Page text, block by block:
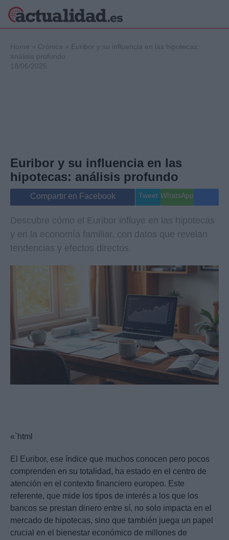
Internacional
Viajes
Gente
Musica
Home » Crónica » Euribor y su influencia en las hipotecas:
análisis profundo
18/06/2025
Euribor y su influencia en las
hipotecas: análisis profundo
Compartir en Facebook Tweet WhatsApp
Descubre cómo el Euribor influye en las hipotecas
y en la economía familiar, con datos que revelan
tendencias y efectos directos.
«`html
El Euribor, ese índice que muchos conocen pero pocos
comprenden en su totalidad, ha estado en el centro de
atención en el contexto financiero europeo. Este
referente, que mide los tipos de interés a los que los
bancos se prestan dinero entre sí, no solo impacta en el
mercado de hipotecas, sino que también juega un papel
crucial en el bienestar económico de millones de